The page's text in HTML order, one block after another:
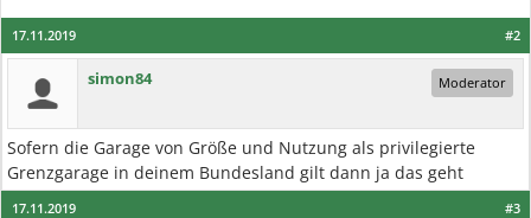
#2
17.11.2019
simon84 Moderator
Sofern die Garage von Größe und Nutzung als privilegierte
Grenzgarage in deinem Bundesland gilt dann ja das geht
#3
17.11.2019